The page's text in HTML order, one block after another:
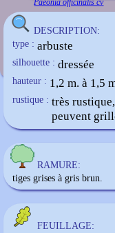
Paeonia officinalis cv
DESCRIPTION:
type : arbuste
silhouette : dressée
hauteur : 1,2 m. à 1,5
rustique : très
peuvent
RAMURE:
tiges grises à gris brun.
FEUILLAGE: